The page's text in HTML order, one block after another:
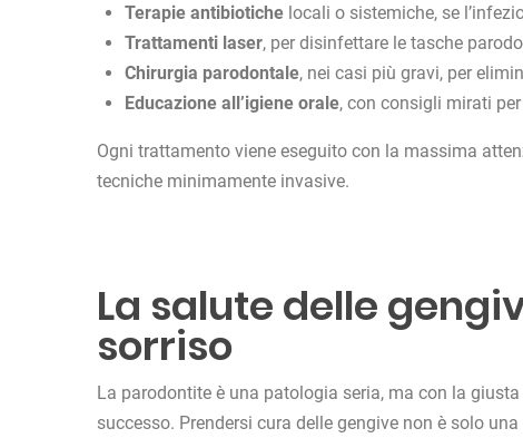
Terapie antibiotiche locali o sistemiche, se
Trattamenti laser, per disinfettare le tasche
Chirurgia parodontale, nei casi più gravi, per
Educazione all’igiene orale, con consigli mirati
Ogni trattamento viene eseguito con la massima
tecniche minimamente invasive.
La salute delle
sorriso
La parodontite è una patologia seria, ma con la
successo. Prendersi cura delle gengive non è solo